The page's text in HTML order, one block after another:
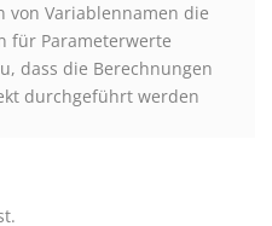
von Variablennamen die
für Parameterwerte
dass die Berechnungen
durchgeführt werden